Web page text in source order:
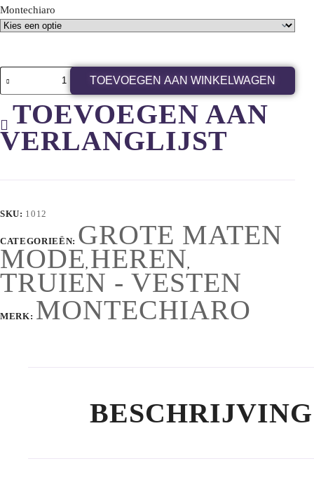
Montechiaro
TOEVOEGEN AAN WINKELWAGEN
TOEVOEGEN AAN
VERLANGLIJST
SKU: 1012
CATEGORIEËN: GROTE MATEN
MODE, HEREN,
TRUIEN - VESTEN
MERK: MONTECHIARO
BESCHRIJVING